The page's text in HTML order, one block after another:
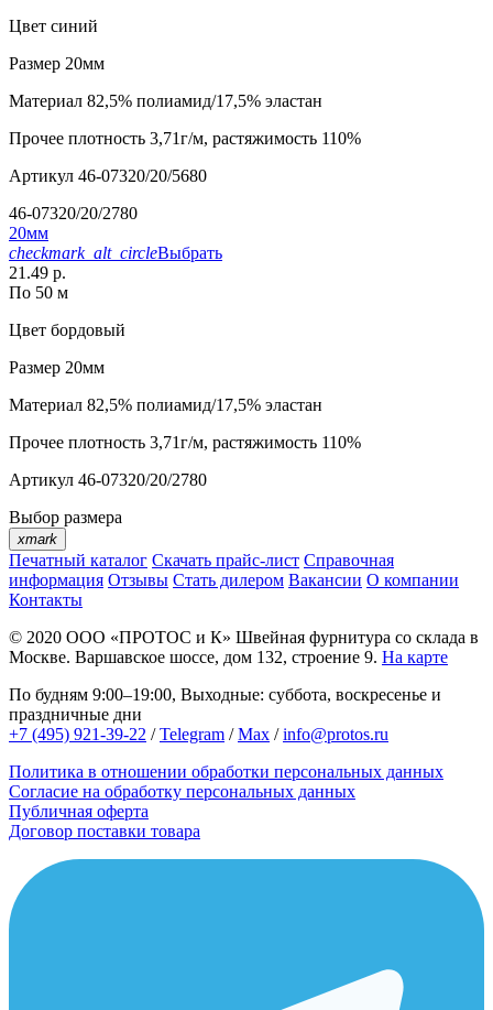
Цвет синий
Размер 20мм
Материал 82,5% полиамид/17,5% эластан
Прочее плотность 3,71г/м, растяжимость 110%
Артикул 46-07320/20/5680
46-07320/20/2780
20мм
checkmark_alt_circleВыбрать
21.49 р.
По 50 м
Цвет бордовый
Размер 20мм
Материал 82,5% полиамид/17,5% эластан
Прочее плотность 3,71г/м, растяжимость 110%
Артикул 46-07320/20/2780
Выбор размера
xmark
Печатный каталог Скачать прайс-лист Справочная
информация Отзывы Стать дилером Вакансии О компании
Контакты
© 2020 ООО «ПРОТОС и К» Швейная фурнитура со склада в
Москве. Варшавское шоссе, дом 132, строение 9. На карте
По будням 9:00–19:00, Выходные: суббота, воскресенье и
праздничные дни
+7 (495) 921-39-22 /Telegram /Max /info@protos.ru
Политика в отношении обработки персональных данных
Согласие на обработку персональных данных
Публичная оферта
Договор поставки товара